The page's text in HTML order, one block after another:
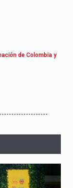
de Colombia y